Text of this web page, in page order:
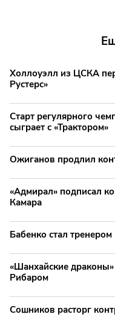
Холлоуэлл из ЦСКА
Рустерс»
Старт регулярного
сыграет с «Трактором»
Ожиганов продлил
«Адмирал» подписал
Камара
Бабенко стал
«Шанхайские драконы»
Рибаром
Сошников расторг